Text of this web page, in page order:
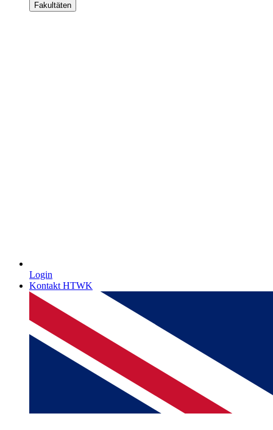
Fakultäten
Login
Kontakt HTWK